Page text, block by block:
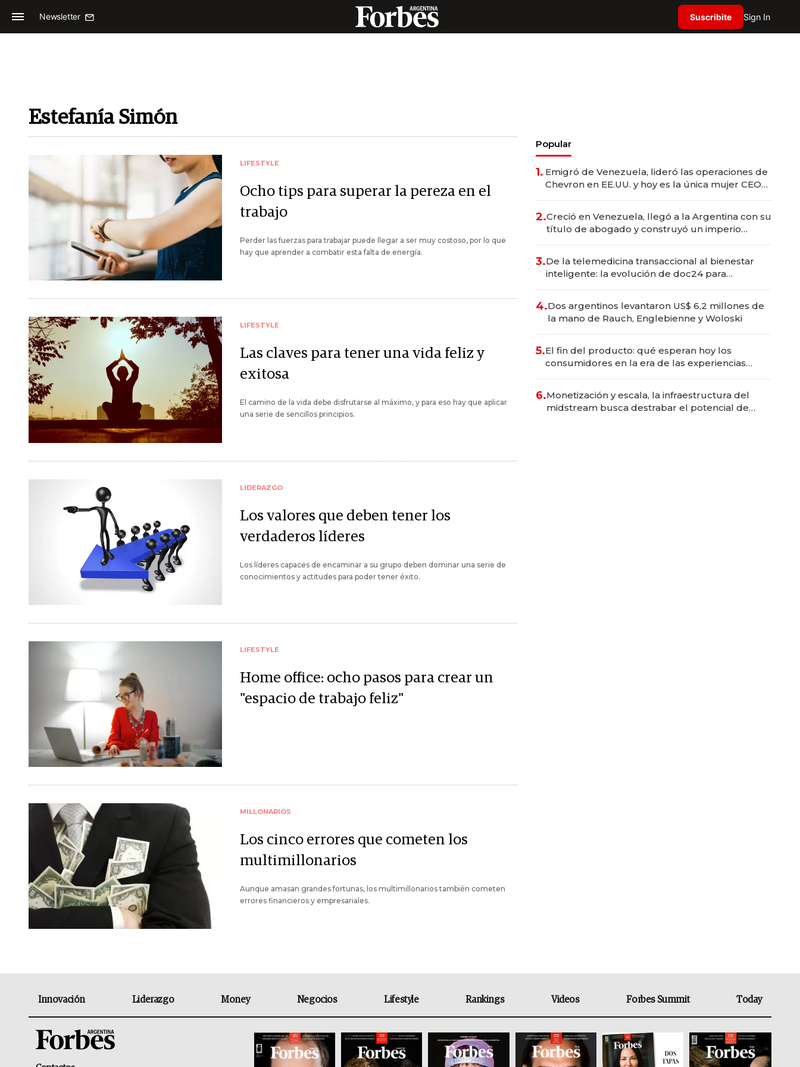
Newsletter Suscribite Sign In
Estefanía Simón
LIFESTYLE
Ocho tips para superar la pereza en el
trabajo
Perder las fuerzas para trabajar puede llegar a ser muy costoso, por lo que
hay que aprender a combatir esta falta de energía.
LIFESTYLE
Las claves para tener una vida feliz y
exitosa
El camino de la vida debe disfrutarse al máximo, y para eso hay que aplicar
una serie de sencillos principios.
LIDERAZGO
Los valores que deben tener los
verdaderos líderes
Los líderes capaces de encaminar a su grupo deben dominar una serie de
conocimientos y actitudes para poder tener éxito.
LIFESTYLE
Home office: ocho pasos para crear un
"espacio de trabajo feliz"
MILLONARIOS
Los cinco errores que cometen los
multimillonarios
Aunque amasan grandes fortunas, los multimillonarios también cometen
errores financieros y empresariales.
Popular
1. Emigró de Venezuela, lideró las operaciones de
Chevron en EE.UU. y hoy es la única mujer CEO
2.Creció en Venezuela, llegó a la Argentina con su
título de abogado y construyó un imperio
3.De la telemedicina transaccional al bienestar
inteligente: la evolución de doc24 para
4.Dos argentinos levantaron US$ 6,2 millones de
la mano de Rauch, Englebienne y Woloski
5.El fin del producto: qué esperan hoy los
consumidores en la era de las experiencias
6.Monetización y escala, la infraestructura del
midstream busca destrabar el potencial de
Innovación Liderazgo Money Negocios Lifestyle Rankings Videos Forbes Summit Today